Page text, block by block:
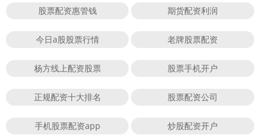
股票配资惠管钱 期货配资利润
今日a股股票行情 老牌股票配资
杨方线上配资股票 股票手机开户
正规配资十大排名 股票配资公司
手机股票配资app 炒股配资开户